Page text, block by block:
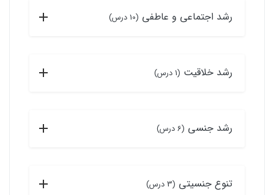
رشد اجتماعی و عاطفی (10 درس)
رشد خلاقیت (1 درس)
رشد جنسی (6 درس)
تنوع جنسیتی (3 درس)